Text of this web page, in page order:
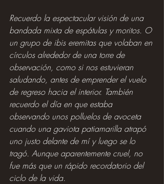
Recuerdo la espectacular visión de una
bandada mixta de espátulas y moritos. O
un grupo de ibis eremitas que volaban en
círculos alrededor de una torre de
observación, como si nos estuvieran
saludando, antes de emprender el vuelo
de regreso hacia el interior. También
recuerdo el día en que estaba
observando unos polluelos de avoceta
cuando una gaviota patiamarilla atrapó
uno justo delante de mí y luego se lo
tragó. Aunque aparentemente cruel, no
fue más que un rápido recordatorio del
ciclo de la vida.